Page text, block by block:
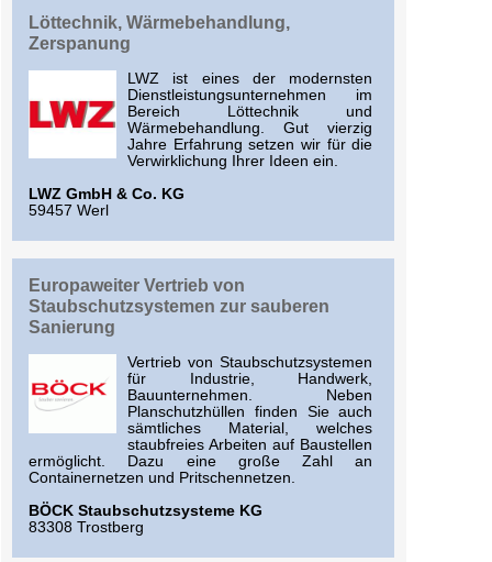
Löttechnik, Wärmebehandlung,
Zerspanung
LWZ ist eines der modernsten
Dienstleistungsunternehmen im
Bereich Löttechnik und
Wärmebehandlung. Gut vierzig
Jahre Erfahrung setzen wir für die
Verwirklichung Ihrer Ideen ein.
LWZ GmbH & Co. KG
59457 Werl
Europaweiter Vertrieb von
Staubschutzsystemen zur sauberen
Sanierung
Vertrieb von Staubschutzsystemen
für Industrie, Handwerk,
Bauunternehmen. Neben
Planschutzhüllen finden Sie auch
sämtliches Material, welches
staubfreies Arbeiten auf Baustellen
ermöglicht. Dazu eine große Zahl an
Containernetzen und Pritschennetzen.
BÖCK Staubschutzsysteme KG
83308 Trostberg